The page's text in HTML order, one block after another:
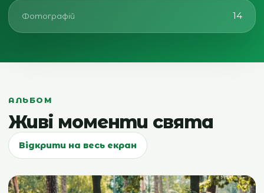
Фотографій 14
АЛЬБОМ
Живі моменти свята
Відкрити на весь екран